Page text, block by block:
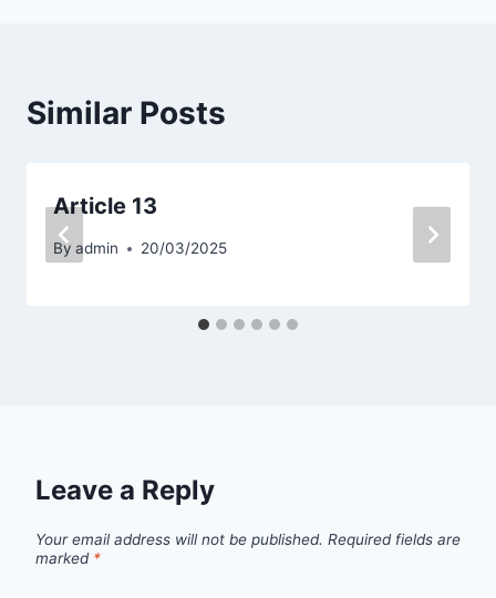
Similar Posts
Article 13
By admin 20/03/2025
Leave a Reply
Your email address will not be published. Required fields are
marked *